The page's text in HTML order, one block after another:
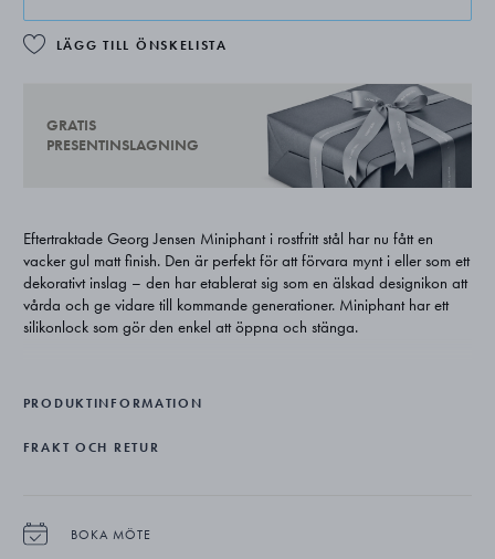
LÄGG TILL ÖNSKELISTA
GRATIS
PRESENTINSLAGNING
Eftertraktade Georg Jensen Miniphant i rostfritt stål har nu fått en
vacker gul matt finish. Den är perfekt för att förvara mynt i eller som ett
dekorativt inslag – den har etablerat sig som en älskad designikon att
vårda och ge vidare till kommande generationer. Miniphant har ett
silikonlock som gör den enkel att öppna och stänga.
PRODUKTINFORMATION
FRAKT OCH RETUR
BOKA MÖTE